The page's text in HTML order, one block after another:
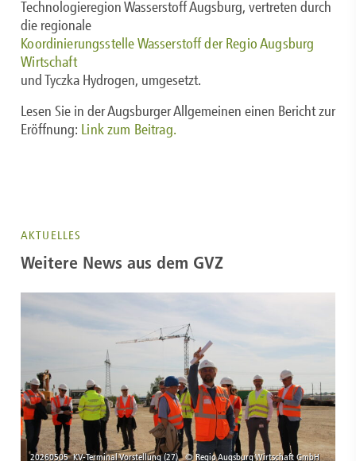
Technologieregion Wasserstoff Augsburg, vertreten durch
die regionale
Koordinierungsstelle Wasserstoff der Regio Augsburg
Wirtschaft
und Tyczka Hydrogen, umgesetzt.
Lesen Sie in der Augsburger Allgemeinen einen Bericht zur
Eröffnung: Link zum Beitrag.
AKTUELLES
Weitere News aus dem GVZ